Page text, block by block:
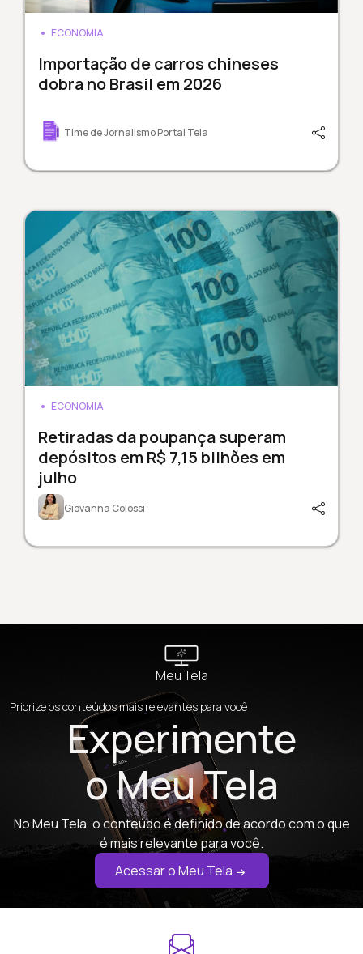
ECONOMIA
Importação de carros chineses
dobra no Brasil em 2026
Time de Jornalismo Portal Tela
ECONOMIA
Retiradas da poupança superam
depósitos em R$ 7,15 bilhões em
julho
Giovanna Colossi
Meu Tela
Priorize os conteúdos mais relevantes para você
Experimente
o Meu Tela
No Meu Tela, o conteúdo é definido de acordo com o que
é mais relevante para você.
Acessar o Meu Tela